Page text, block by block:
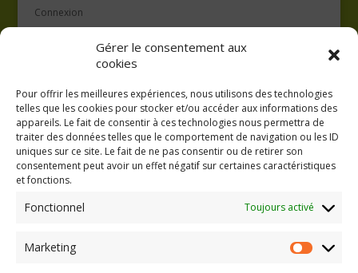
Gérer le consentement aux
cookies
Pour offrir les meilleures expériences, nous utilisons des technologies
telles que les cookies pour stocker et/ou accéder aux informations des
appareils. Le fait de consentir à ces technologies nous permettra de
traiter des données telles que le comportement de navigation ou les ID
uniques sur ce site. Le fait de ne pas consentir ou de retirer son
consentement peut avoir un effet négatif sur certaines caractéristiques
et fonctions.
Fonctionnel Toujours activé
Marketing Marketing
Connexion
Flux des commentaires
GAEC A la volée
Kergreach - Loperhet
06 65 62 84 25